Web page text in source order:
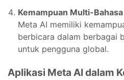
Kemampuan Multi-Bahasa
Meta AI memiliki
berbicara dalam berbagai
untuk pengguna global.
Aplikasi Meta AI dalam